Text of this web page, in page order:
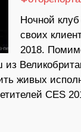
Ночной
своих
2018.
из
живых
CES